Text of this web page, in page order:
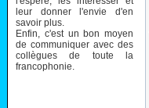
leur donner l'envie d'en
savoir plus.
Enfin, c'est un bon moyen
de communiquer avec des
collègues de toute la
francophonie.